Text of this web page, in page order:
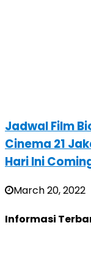
Jadwal Film
Cinema 21
Hari Ini
March 20, 2022
Informasi